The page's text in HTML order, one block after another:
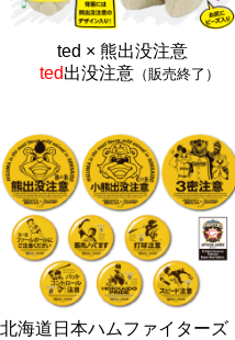
ted × 熊出没注意
ted出没注意 （販売終了）
北海道日本ハムファイターズ